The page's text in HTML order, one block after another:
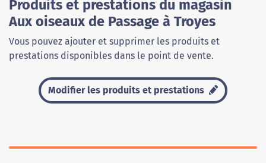
Produits et prestations du magasin
Aux oiseaux de Passage à Troyes
Vous pouvez ajouter et supprimer les produits et
prestations disponibles dans le point de vente.
Modifier les produits et prestations